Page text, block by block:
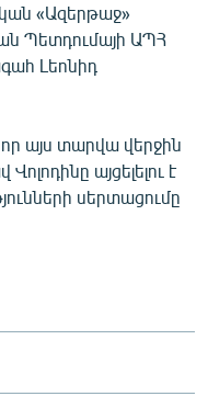
«Ազերթաջ»
Պետդումայի ԱՊՀ
Լեոնիդ
այս տարվա վերջին
այցելելու է
սերտացումը